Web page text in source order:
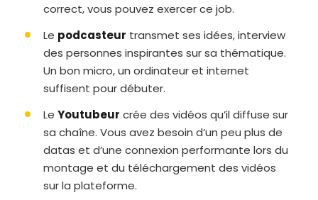
correct, vous pouvez exercer ce job.
Le podcasteur transmet ses idées, interview
des personnes inspirantes sur sa thématique.
Un bon micro, un ordinateur et internet
suffisent pour débuter.
Le Youtubeur crée des vidéos qu’il diffuse sur
sa chaîne. Vous avez besoin d’un peu plus de
datas et d’une connexion performante lors du
montage et du téléchargement des vidéos
sur la plateforme.